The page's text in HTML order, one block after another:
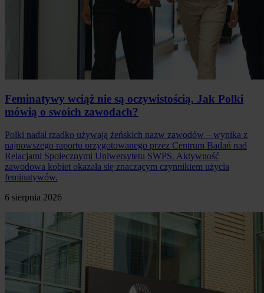
Feminatywy wciąż nie są oczywistością. Jak Polki
mówią o swoich zawodach?
Polki nadal rzadko używają żeńskich nazw zawodów – wynika z
najnowszego raportu przygotowanego przez Centrum Badań nad
Relacjami Społecznymi Uniwersytetu SWPS. Aktywność
zawodowa kobiet okazała się znaczącym czynnikiem użycia
feminatywów.
6 sierpnia 2026